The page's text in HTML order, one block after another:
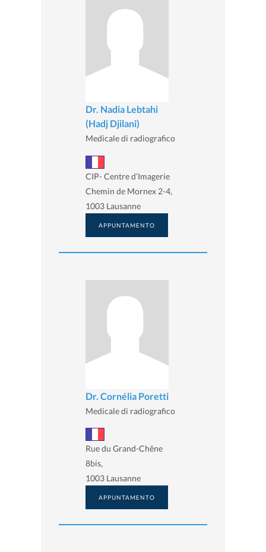
Dr. Nadia Lebtahi
(Hadj Djilani)
Medicale di radiografico
CIP- Centre d’Imagerie
Chemin de Mornex 2-4,
1003 Lausanne
APPUNTAMENTO
Dr. Cornélia Poretti
Medicale di radiografico
Rue du Grand-Chêne
8bis,
1003 Lausanne
APPUNTAMENTO